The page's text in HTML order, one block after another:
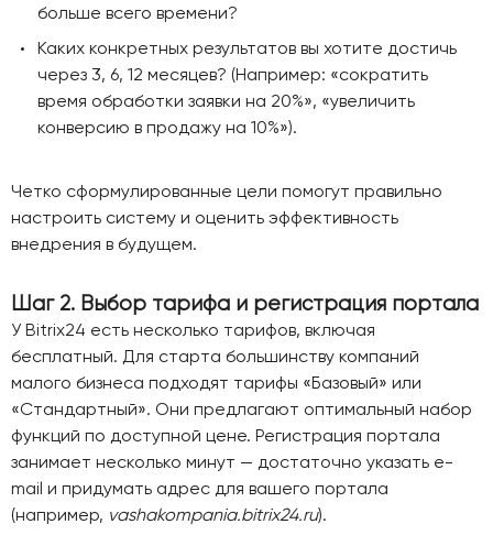
больше всего времени?
Каких конкретных результатов вы хотите достичь
через 3, 6, 12 месяцев? (Например: «сократить
время обработки заявки на 20%», «увеличить
конверсию в продажу на 10%»).
Четко сформулированные цели помогут правильно
настроить систему и оценить эффективность
внедрения в будущем.
Шаг 2. Выбор тарифа и регистрация портала
У Bitrix24 есть несколько тарифов, включая
бесплатный. Для старта большинству компаний
малого бизнеса подходят тарифы «Базовый» или
«Стандартный». Они предлагают оптимальный набор
функций по доступной цене. Регистрация портала
занимает несколько минут — достаточно указать e-
mail и придумать адрес для вашего портала
(например, vashakompania.bitrix24.ru).